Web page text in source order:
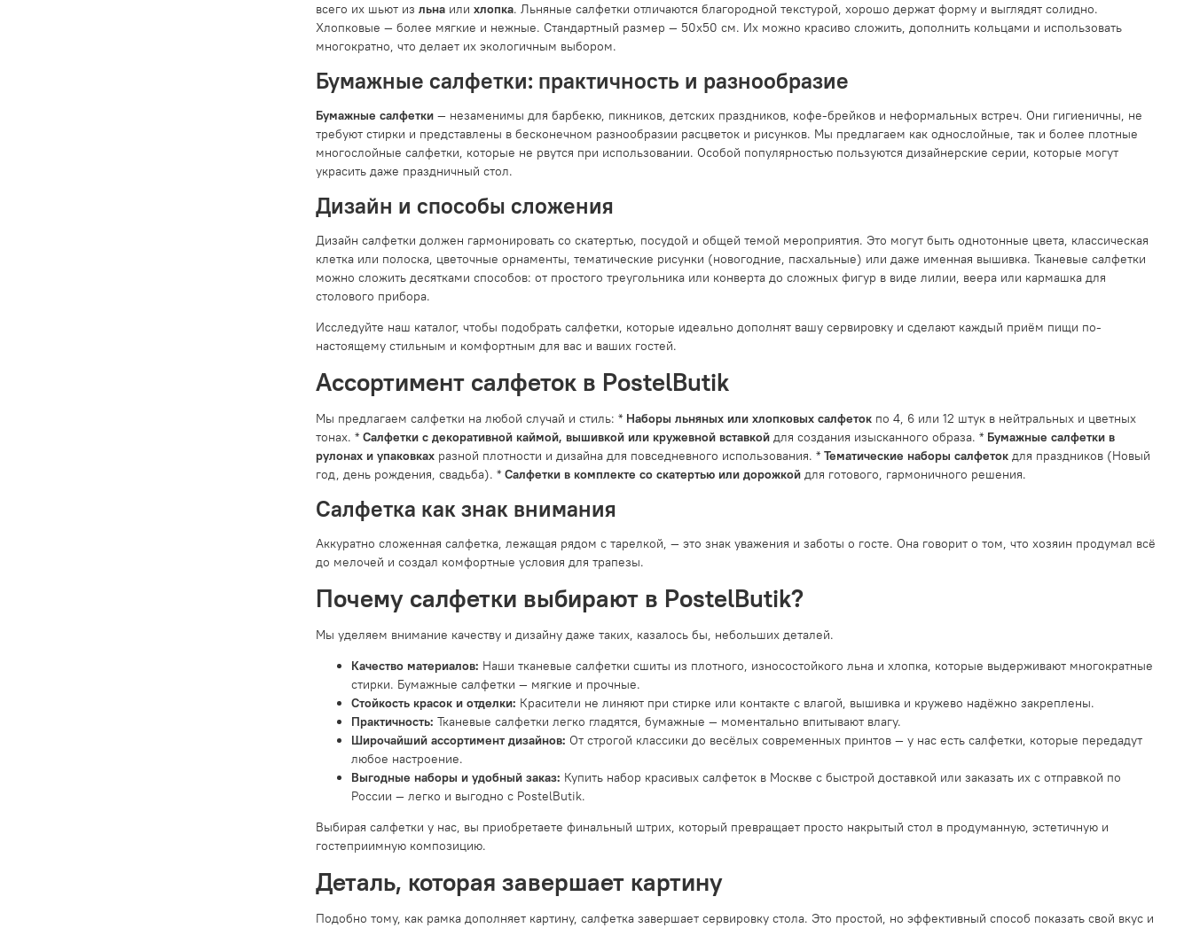
всего их шьют из льнаили хлопка. Льняные салфетки отличаются благородной текстурой, хорошо держат форму и выглядят солидно.
Хлопковые — более мягкие и нежные. Стандартный размер — 50х50 см. Их можно красиво сложить, дополнить кольцами и использовать
многократно, что делает их экологичным выбором.
Бумажные салфетки: практичность и разнообразие
Бумажные салфетки— незаменимы для барбекю, пикников, детских праздников, кофе-брейков и неформальных встреч. Они гигиеничны, не
требуют стирки и представлены в бесконечном разнообразии расцветок и рисунков. Мы предлагаем как однослойные, так и более плотные
многослойные салфетки, которые не рвутся при использовании. Особой популярностью пользуются дизайнерские серии, которые могут
украсить даже праздничный стол.
Дизайн и способы сложения
Дизайн салфетки должен гармонировать со скатертью, посудой и общей темой мероприятия. Это могут быть однотонные цвета, классическая
клетка или полоска, цветочные орнаменты, тематические рисунки (новогодние, пасхальные) или даже именная вышивка. Тканевые салфетки
можно сложить десятками способов: от простого треугольника или конверта до сложных фигур в виде лилии, веера или кармашка для
столового прибора.
Исследуйте наш каталог, чтобы подобрать салфетки, которые идеально дополнят вашу сервировку и сделают каждый приём пищи по-
настоящему стильным и комфортным для вас и ваших гостей.
Ассортимент салфеток в PostelButik
Мы предлагаем салфетки на любой случай и стиль: * Наборы льняных или хлопковых салфетокпо 4, 6 или 12 штук в нейтральных и цветных
тонах. * Салфетки с декоративной каймой, вышивкой или кружевной вставкойдля создания изысканного образа. * Бумажные салфетки в
рулонах и упаковкахразной плотности и дизайна для повседневного использования. * Тематические наборы салфетокдля праздников (Новый
год, день рождения, свадьба). * Салфетки в комплекте со скатертью или дорожкойдля готового, гармоничного решения.
Салфетка как знак внимания
Аккуратно сложенная салфетка, лежащая рядом с тарелкой, — это знак уважения и заботы о госте. Она говорит о том, что хозяин продумал всё
до мелочей и создал комфортные условия для трапезы.
Почему салфетки выбирают в PostelButik?
Мы уделяем внимание качеству и дизайну даже таких, казалось бы, небольших деталей.
Качество материалов: Наши тканевые салфетки сшиты из плотного, износостойкого льна и хлопка, которые выдерживают многократные
стирки. Бумажные салфетки — мягкие и прочные.
Стойкость красок и отделки: Красители не линяют при стирке или контакте с влагой, вышивка и кружево надёжно закреплены.
Практичность: Тканевые салфетки легко гладятся, бумажные — моментально впитывают влагу.
Широчайший ассортимент дизайнов: От строгой классики до весёлых современных принтов — у нас есть салфетки, которые передадут
любое настроение.
Выгодные наборы и удобный заказ: Купить набор красивых салфеток в Москве с быстрой доставкой или заказать их с отправкой по
России — легко и выгодно с PostelButik.
Выбирая салфетки у нас, вы приобретаете финальный штрих, который превращает просто накрытый стол в продуманную, эстетичную и
гостеприимную композицию.
Деталь, которая завершает картину
Подобно тому, как рамка дополняет картину, салфетка завершает сервировку стола. Это простой, но эффективный способ показать свой вкус и